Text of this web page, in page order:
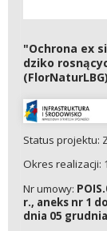
"Ochrona ex
dziko
Status projektu:
Okres realizacji:
Nr umowy:
r., aneks nr 1
dnia 05